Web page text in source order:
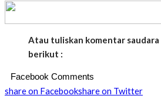
Atau tuliskan komentar saudara
berikut :
Facebook Comments
share on Facebookshare on Twitter